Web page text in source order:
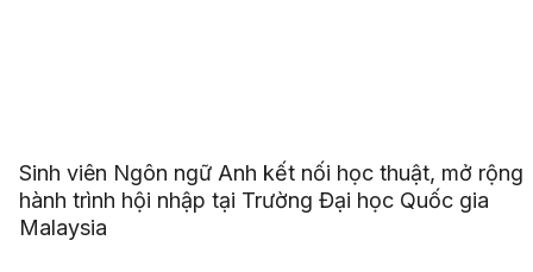
Sinh viên Ngôn ngữ Anh kết nối học thuật, mở rộng
hành trình hội nhập tại Trường Đại học Quốc gia
Malaysia